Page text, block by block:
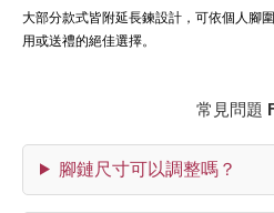
大部分款式皆附延長鍊設計，可依個人腳
用或送禮的絕佳選擇。
常見問題
腳鏈尺寸可以調整嗎？